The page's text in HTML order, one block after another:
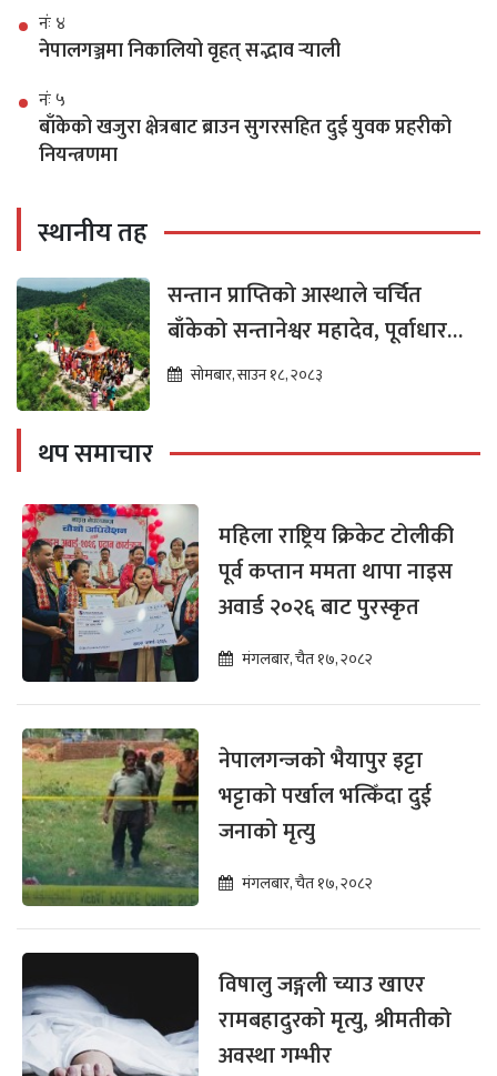
नंः ४
नेपालगञ्जमा निकालियो वृहत् सद्भाव र्‍याली
नंः ५
बाँकेको खजुरा क्षेत्रबाट ब्राउन सुगरसहित दुई युवक प्रहरीको
नियन्त्रणमा
स्थानीय तह
सन्तान प्राप्तिको आस्थाले चर्चित
बाँकेको सन्तानेश्वर महादेव, पूर्वाधार
विकासको पर्खाइमा
सोमबार, साउन १८, २०८३
थप समाचार
महिला राष्ट्रिय क्रिकेट टोलीकी
पूर्व कप्तान ममता थापा नाइस
अवार्ड २०२६ बाट पुरस्कृत
मंगलबार, चैत १७, २०८२
नेपालगन्जको भैयापुर इट्टा
भट्टाको पर्खाल भत्किँदा दुई
जनाको मृत्यु
मंगलबार, चैत १७, २०८२
विषालु जङ्गली च्याउ खाएर
रामबहादुरको मृत्यु, श्रीमतीको
अवस्था गम्भीर